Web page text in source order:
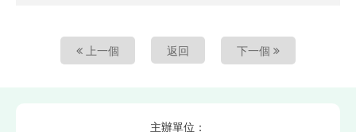
上一個 返回 下一個
主辦單位：